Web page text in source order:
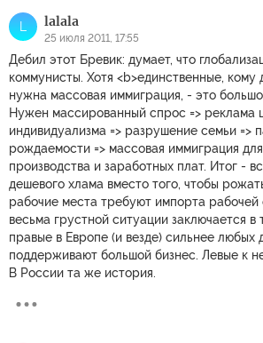
L lalala
25 июля 2011, 17:55
Дебил этот Бревик: думает, что
коммунисты. Хотя <b>единственные, кому
нужна массовая иммиграция, - это
Нужен массированный спрос => реклама
индивидуализма => разрушение семьи =>
рождаемости => массовая иммиграция
производства и заработных плат. Итог -
дешевого хлама вместо того, чтобы
рабочие места требуют импорта
весьма грустной ситуации заключается в
правые в Европе (и везде) сильнее любых
поддерживают большой бизнес. Левые к
В России та же история.